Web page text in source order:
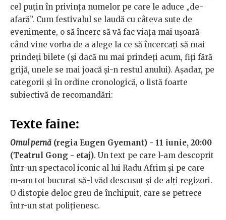
cel puțin în privința numelor pe care le aduce „de-
afară”. Cum festivalul se laudă cu câteva sute de
evenimente, o să încerc să vă fac viața mai ușoară
când vine vorba de a alege la ce să încercați să mai
prindeți bilete (și dacă nu mai prindeți acum, fiți fără
grijă, unele se mai joacă și-n restul anului). Așadar, pe
categorii și în ordine cronologică, o listă foarte
subiectivă de recomandări:
Texte faine:
Omul pernă (regia Eugen Gyemant) - 11 iunie, 20:00
(Teatrul Gong - etaj). Un text pe care l-am descoprit
într-un spectacol iconic al lui Radu Afrim și pe care
m-am tot bucurat să-l văd descusut și de alți regizori.
O distopie deloc greu de închipuit, care se petrece
într-un stat polițienesc.